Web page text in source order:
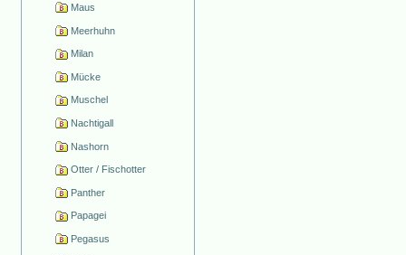
Maus
Meerhuhn
Milan
Mücke
Muschel
Nachtigall
Nashorn
Otter / Fischotter
Panther
Papagei
Pegasus